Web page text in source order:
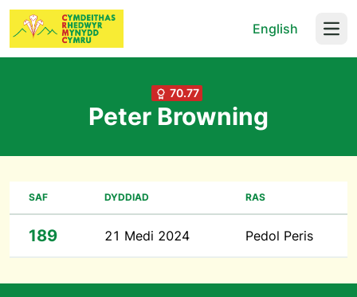
English
70.77
Peter Browning
SAF DYDDIAD RAS
189 21 Medi 2024 Pedol Peris